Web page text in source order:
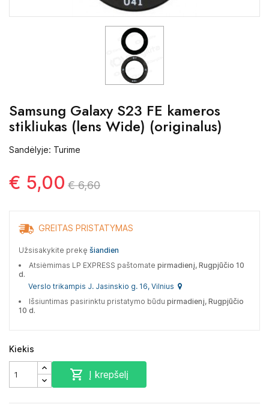
Samsung Galaxy S23 FE kameros
stikliukas (lens Wide) (originalus)
Sandėlyje: Turime
€ 5,00 € 6,60
GREITAS PRISTATYMAS
Užsisakykite prekę šiandien
Atsiėmimas LP EXPRESS paštomate pirmadienį, Rugpjūčio 10
d.
Verslo trikampis J. Jasinskio g. 16, Vilnius
Išsiuntimas pasirinktu pristatymo būdu pirmadienį, Rugpjūčio
10 d.
Kiekis
 Į krepšelį